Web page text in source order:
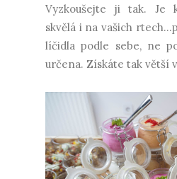
Vyzkoušejte ji tak. Je
skvělá i na vašich
líčidla podle sebe, ne
určena. Získáte tak větší